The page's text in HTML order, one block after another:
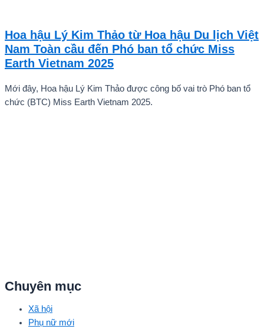
ấn tượng mạnh với giọng hát trữ tình sâu lắng, mang đậm hơi thở
quê hương.
Hoa hậu Lý Kim Thảo từ Hoa hậu Du lịch Việt
Nam Toàn cầu đến Phó ban tổ chức Miss
Earth Vietnam 2025
Mới đây, Hoa hậu Lý Kim Thảo được công bố vai trò Phó ban tổ
chức (BTC) Miss Earth Vietnam 2025.
Chuyên mục
Xã hội
Phụ nữ mới